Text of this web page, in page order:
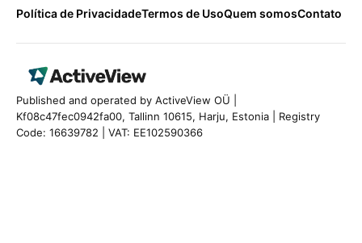
Política de PrivacidadeTermos de UsoQuem somosContato
Published and operated by ActiveView OÜ |
Kf08c47fec0942fa00, Tallinn 10615, Harju, Estonia | Registry
Code: 16639782 | VAT: EE102590366